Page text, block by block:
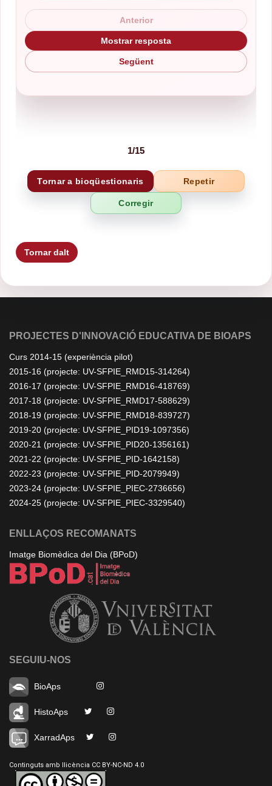
Anterior
Mostrar resposta
Següent
1/15
Tornar a bioqüestionaris Repetir
Tornar dalt
PROJECTES D'INNOVACIÓ EDUCATIVA DE BIOAPS
Curs 2014-15 (experiència pilot)
2015-16 (projecte: UV-SFPIE_RMD15-314264)
2016-17 (projecte: UV-SFPIE_RMD16-418769)
2017-18 (projecte: UV-SFPIE_RMD17-588629)
2018-19 (projecte: UV-SFPIE_RMD18-839727)
2019-20 (projecte: UV-SFPIE_PID19-1097356)
2020-21 (projecte: UV-SFPIE_PID20-1356161)
2021-22 (projecte: UV-SFPIE_PID-1642158)
2022-23 (projecte: UV-SFPIE_PID-2079949)
2023-24 (projecte: UV-SFPIE_PIEC-2736656)
2024-25 (projecte: UV-SFPIE_PIEC-3329540)
ENLLAÇOS RECOMANATS
Imatge Biomèdica del Dia (BPoD)
SEGUIU-NOS
BioAps
HistoAps
XarradAps
Continguts amb llicència CC BY-NC-ND 4.0